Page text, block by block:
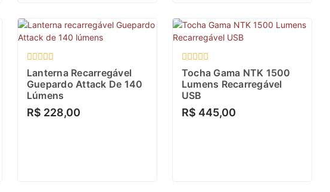
Avaliação
0
de
5
Lanterna Recarregável
Guepardo Attack De 140
Lúmens
R$ 228,00
Avaliação
0
de
5
Tocha Gama NTK 1500
Lumens Recarregável
USB
R$ 445,00